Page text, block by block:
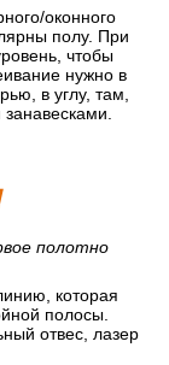
оконного
полу. При
чтобы
нужно в
в углу, там,
полотно
которая
полосы.
отвес, лазер